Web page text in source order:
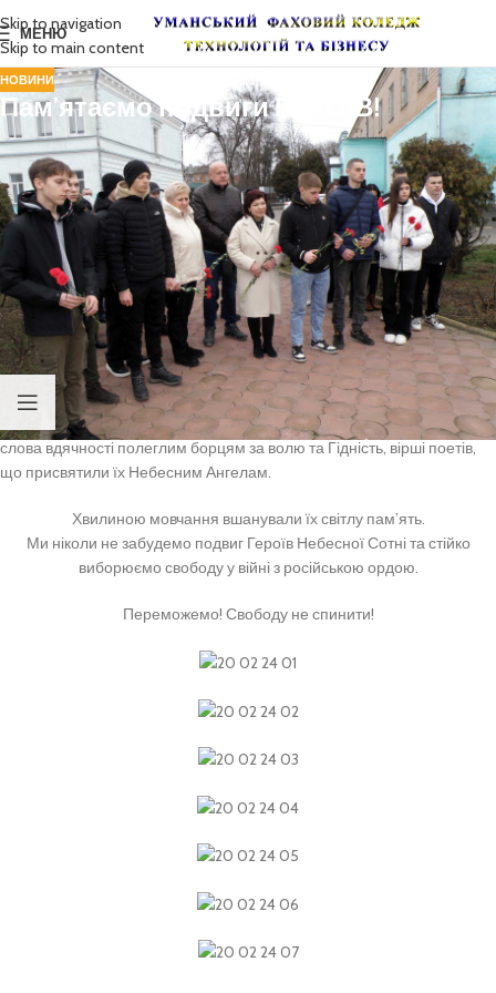
Skip to navigation
Skip to main content
МЕНЮ
НОВИНИ
Пам’ятаємо подвиги ГЕРОЇВ!
20 лютого згідно з Указом Президента від 11 лютого 2015 р. «Про
вшанування подвигу учасників Революції Гідності та увічнення
пам’яті Героїв Небесної Сотні» в Україні відзначається День Героїв
Небесної Сотні.
Для вшанування 10-ої річниці пам’яті загиблих Героїв – активних
учасників Революції Гідності, у ВСП “Уманський фаховий коледж
технологій та бізнесу Уманського НУС” зібралися студенти, викладачі
та працівники, які поклали квіти до пам’ятного знаку полеглим
Героям на території коледжу та до меморіальної дошки загиблим
студентам в російсько-українській війні.
В сумній урочистій тиші лунали спогади про ті страшні події, звучали
слова вдячності полеглим борцям за волю та Гідність, вірші поетів,
що присвятили їх Небесним Ангелам.
Хвилиною мовчання вшанували їх світлу пам’ять.
Ми ніколи не забудемо подвиг Героїв Небесної Сотні та стійко
виборюємо свободу у війні з російською ордою.
Переможемо! Свободу не спинити!